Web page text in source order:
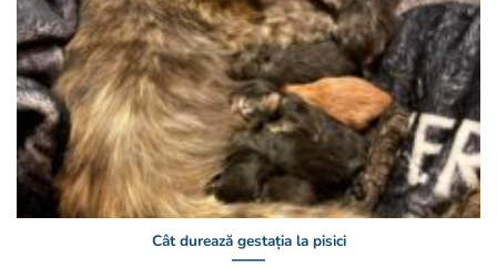
Cât durează gestația la pisici